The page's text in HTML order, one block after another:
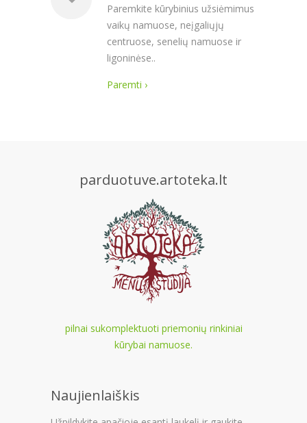
Paremkite kūrybinius užsiėmimus
vaikų namuose, neįgaliųjų
centruose, senelių namuose ir
ligoninėse..
Paremti ›
parduotuve.artoteka.lt
pilnai sukomplektuoti priemonių rinkiniai
kūrybai namuose.
Naujienlaiškis